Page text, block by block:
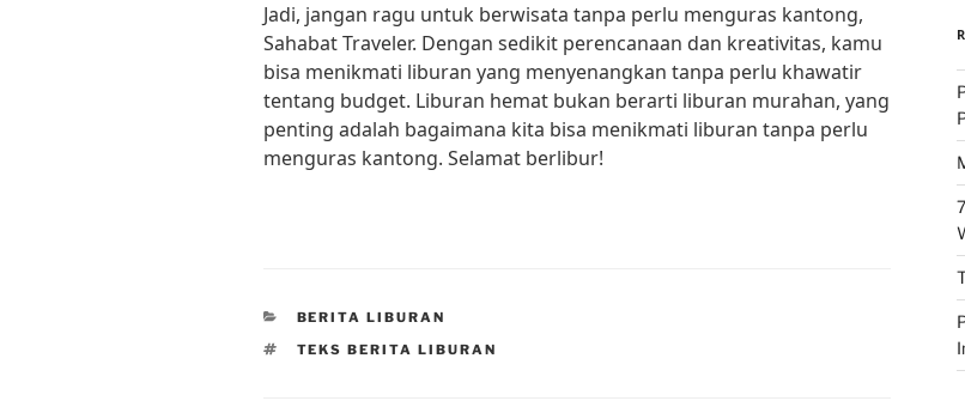
Jadi, jangan ragu untuk berwisata tanpa perlu menguras kantong,
Sahabat Traveler. Dengan sedikit perencanaan dan kreativitas, kamu
bisa menikmati liburan yang menyenangkan tanpa perlu khawatir
tentang budget. Liburan hemat bukan berarti liburan murahan, yang
penting adalah bagaimana kita bisa menikmati liburan tanpa perlu
menguras kantong. Selamat berlibur!
CATEGORIES
BERITA LIBURAN
TAGS
TEKS BERITA LIBURAN